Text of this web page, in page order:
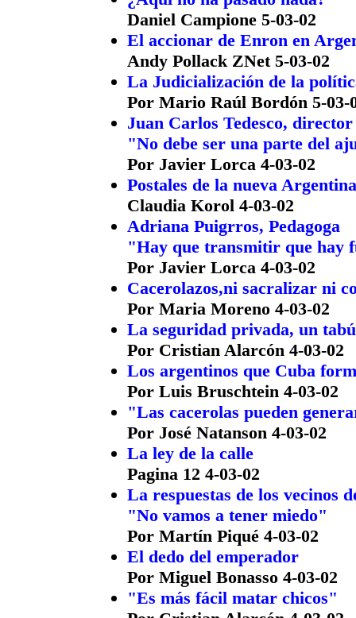
Daniel Campione 5-03-02
El accionar de Enron en
Andy Pollack ZNet 5-03-02
La Judicialización de la
Por Mario Raúl Bordón 5-03-
Juan Carlos Tedesco, director
"No debe ser una parte del
Por Javier Lorca 4-03-02
Postales de la nueva
Claudia Korol 4-03-02
Adriana Puigrros, Pedagoga
"Hay que transmitir que hay
Por Javier Lorca 4-03-02
Cacerolazos,ni sacralizar ni
Por Maria Moreno 4-03-02
La seguridad privada, un tabú
Por Cristian Alarcón 4-03-02
Los argentinos que Cuba
Por Luis Bruschtein 4-03-02
"Las cacerolas pueden
Por José Natanson 4-03-02
La ley de la calle
Pagina 12 4-03-02
La respuestas de los vecinos
"No vamos a tener miedo"
Por Martín Piqué 4-03-02
El dedo del emperador
Por Miguel Bonasso 4-03-02
"Es más fácil matar chicos"